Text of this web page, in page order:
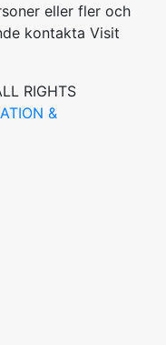
eller fler och
kontakta Visit
RIGHTS
&